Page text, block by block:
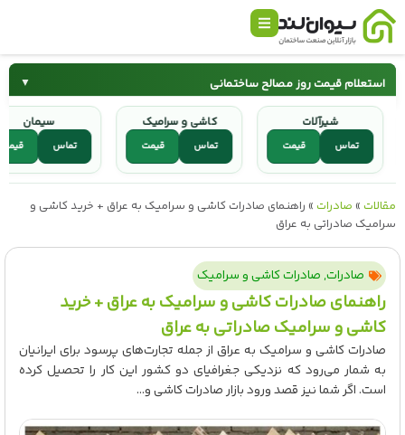
استعلام قیمت روز مصالح ساختمانی ▼
سیمان
کاشی و سرامیک شیرآلات
سیمان
تماس
کاشی و سرامیک
تماس
شیرآلات
تماس
مقالات » صادرات » راهنمای صادرات کاشی و سرامیک به عراق + خرید کاشی و
سرامیک صادراتی به عراق
صادرات,صادرات کاشی و سرامیک
راهنمای صادرات کاشی و سرامیک به عراق + خرید
کاشی و سرامیک صادراتی به عراق
صادرات کاشی و سرامیک به عراق از جمله تجارت‌های پرسود برای ایرانیان
به شمار می‌رود که نزدیکی جغرافیای دو کشور این کار را تحصیل کرده
است. اگر شما نیز قصد ورود بازار صادرات کاشی و...